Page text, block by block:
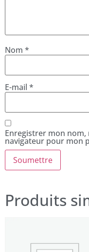
Nom *
E-mail *
Enregistrer mon nom,
navigateur pour mon
Produits